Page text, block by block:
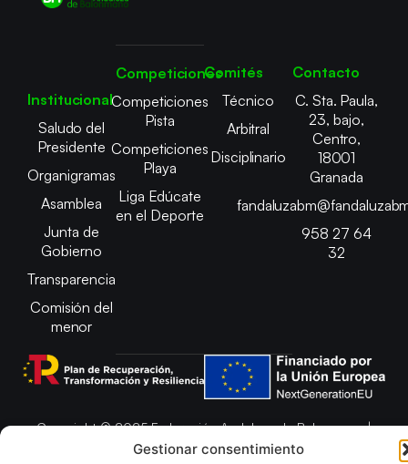
Gestionar consentimiento
Institucional
Saludo del
Presidente
Organigramas
Asamblea
Junta de
Gobierno
Transparencia
Comisión del
menor
Competiciones
Competiciones
Pista
Competiciones
Playa
Liga Edúcate
en el Deporte
Comités
Técnico
Arbitral
Disciplinario
Contacto
C. Sta. Paula,
23, bajo,
Centro,
18001
Granada
958 27 64
32
Copyright © 2025 Federación Andaluza de Balonmano |
Desarrollado porTOOOLS